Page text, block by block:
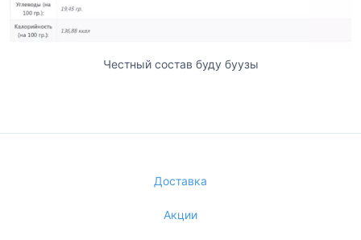
Честный состав буду буузы
Доставка
Акции